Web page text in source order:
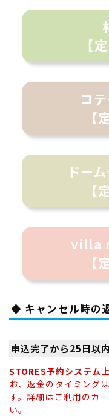
【
コ
【
ドー
【
villa
【
◆ キャンセル時の
申込完了から25日以
STORES予約システム
お、返金のタイミング
す。詳細はご利用のカ
い。